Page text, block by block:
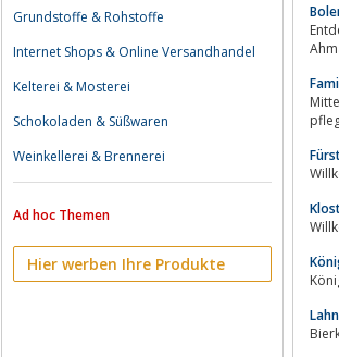
Grundstoffe & Rohstoffe
Internet Shops & Online Versandhandel
Kelterei & Mosterei
Schokoladen & Süßwaren
Weinkellerei & Brennerei
Ad hoc Themen
Hier werben Ihre Produkte
Mitten im